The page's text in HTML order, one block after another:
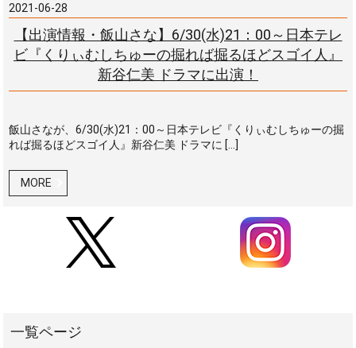
2021-06-28
【出演情報・飯山さな】6/30(水)21：00～日本テレ
ビ『くりぃむしちゅーの掘れば掘るほどスゴイ人』
新谷仁美 ドラマに出演！
飯山さなが、6/30(水)21：00～日本テレビ『くりぃむしちゅーの掘
れば掘るほどスゴイ人』新谷仁美 ドラマに […]
MORE